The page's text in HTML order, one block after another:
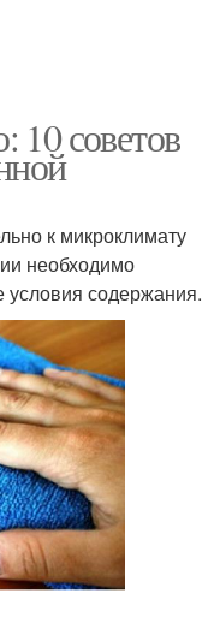
10 советов
к микроклимату
необходимо
условия содержания.